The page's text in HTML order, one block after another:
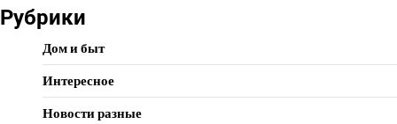
Рубрики
Дом и быт
Интересное
Новости разные